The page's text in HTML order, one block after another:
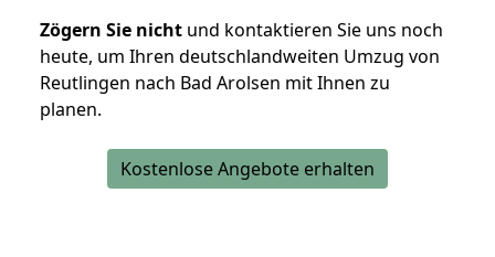
Zögern Sie nicht und kontaktieren Sie uns noch
heute, um Ihren deutschlandweiten Umzug von
Reutlingen nach Bad Arolsen mit Ihnen zu
planen.
Kostenlose Angebote erhalten